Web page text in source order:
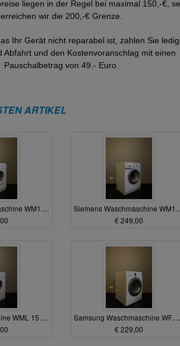
liegen in der Regel bei maximal 150,-€,
erreichen wir die 200,-€ Grenze.
Ihr Gerät nicht reparabel ist, zahlen Sie
Abfahrt und den Kostenvoranschlag mit einen
Pauschalbetrag von 49.- Euro.
ARTIKEL
Siemens Waschmaschine WM16E340 Siemens
€ 249,00
Beko Waschmaschine WML 15106 NE A+ ca 45cm tief ( lackiert ) Samsung Waschmaschine WF8704 7kg ( Riss am Deckelrand )
€ 229,00